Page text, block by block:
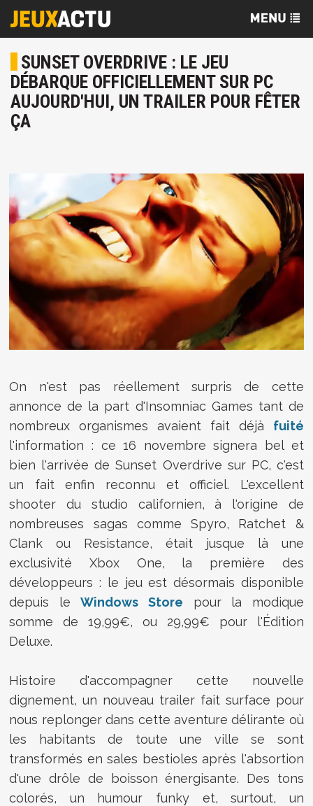
SUNSET OVERDRIVE : LE JEU
DÉBARQUE OFFICIELLEMENT SUR PC
AUJOURD'HUI, UN TRAILER POUR FÊTER
ÇA
On n'est pas réellement surpris de cette
annonce de la part d'Insomniac Games tant de
nombreux organismes avaient fait déjà fuité
l'information : ce 16 novembre signera bel et
bien l'arrivée de Sunset Overdrive sur PC, c'est
un fait enfin reconnu et officiel. L'excellent
shooter du studio californien, à l'origine de
nombreuses sagas comme Spyro, Ratchet &
Clank ou Resistance, était jusque là une
exclusivité Xbox One, la première des
développeurs : le jeu est désormais disponible
depuis leWindows Store pour la modique
somme de 19,99€, ou 29,99€ pour l'Édition
Deluxe.
Histoire d'accompagner cette nouvelle
dignement, un nouveau trailer fait surface pour
nous replonger dans cette aventure délirante où
les habitants de toute une ville se sont
transformés en sales bestioles après l'absortion
d'une drôle de boisson énergisante. Des tons
colorés, un humour funky et, surtout, un